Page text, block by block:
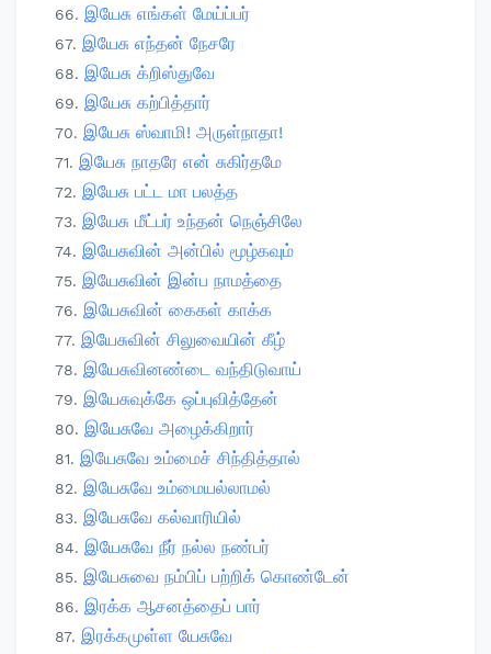
இயேசு எங்கள் மேய்ப்பர்
இயேசு எந்தன் நேசரே
இயேசு க்றிஸ்துவே
இயேசு கற்பித்தார்
இயேசு ஸ்வாமி! அருள்நாதா!
இயேசு நாதரே என் சுகிர்தமே
இயேசு பட்ட மா பலத்த
இயேசு மீட்பர் உந்தன் நெஞ்சிலே
இயேசுவின் அன்பில் மூழ்கவும்
இயேசுவின் இன்ப நாமத்தை
இயேசுவின் கைகள் காக்க
இயேசுவின் சிலுவையின் கீழ்
இயேசுவினண்டை வந்திடுவாய்
இயேசுவுக்கே ஒப்புவித்தேன்
இயேசுவே அழைக்கிறார்
இயேசுவே உம்மைச் சிந்தித்தால்
இயேசுவே உம்மையல்லாமல்
இயேசுவே கல்வாரியில்
இயேசுவே நீர் நல்ல நண்பர்
இயேசுவை நம்பிப் பற்றிக் கொண்டேன்
இரக்க ஆசனத்தைப் பார்
இரக்கமுள்ள யேசுவே